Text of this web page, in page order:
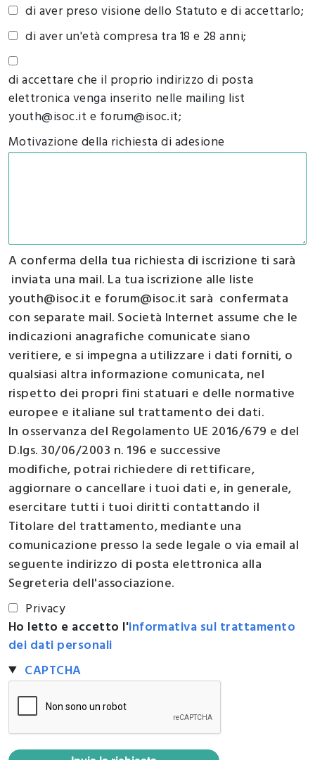
di aver preso visione dello Statuto e di accettarlo;
di aver un'età compresa tra 18 e 28 anni;
di accettare che il proprio indirizzo di posta
elettronica venga inserito nelle mailing list
youth@isoc.it e forum@isoc.it;
Motivazione della richiesta di adesione
A conferma della tua richiesta di iscrizione ti sarà
inviata una mail. La tua iscrizione alle liste
youth@isoc.it e forum@isoc.it sarà confermata
con separate mail. Società Internet assume che le
indicazioni anagrafiche comunicate siano
veritiere, e si impegna a utilizzare i dati forniti, o
qualsiasi altra informazione comunicata, nel
rispetto dei propri fini statuari e delle normative
europee e italiane sul trattamento dei dati.
In osservanza del Regolamento UE 2016/679 e del
D.lgs. 30/06/2003 n. 196 e successive
modifiche, potrai richiedere di rettificare,
aggiornare o cancellare i tuoi dati e, in generale,
esercitare tutti i tuoi diritti contattando il
Titolare del trattamento, mediante una
comunicazione presso la sede legale o via email al
seguente indirizzo di posta elettronica alla
Segreteria dell'associazione.
Privacy
Ho letto e accetto l'informativa sul trattamento
dei dati personali
Hide
CAPTCHA